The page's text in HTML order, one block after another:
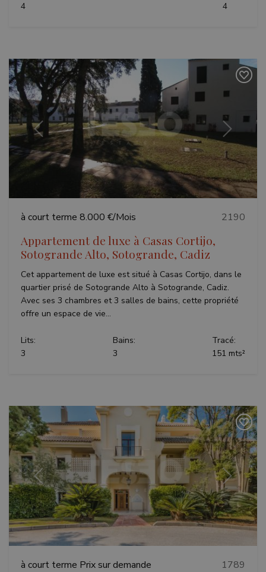
4
4
Précédent Suivant
à court terme 8.000 €/Mois 2190
Appartement de luxe à Casas Cortijo,
Sotogrande Alto, Sotogrande, Cadiz
Cet appartement de luxe est situé à Casas Cortijo, dans le
quartier prisé de Sotogrande Alto à Sotogrande, Cadiz.
Avec ses 3 chambres et 3 salles de bains, cette propriété
offre un espace de vie...
Lits:
3
Bains:
3
Tracé:
151 mts²
Précédent Suivant
à court terme Prix sur demande 1789